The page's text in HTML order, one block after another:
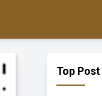
Top Post